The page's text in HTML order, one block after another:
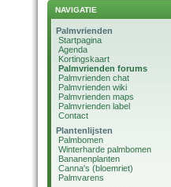
NAVIGATIE
Palmvrienden
Startpagina
Agenda
Kortingskaart
Palmvrienden forums
Palmvrienden chat
Palmvrienden wiki
Palmvrienden maps
Palmvrienden label
Contact
Plantenlijsten
Palmbomen
Winterharde palmbomen
Bananenplanten
Canna's (bloemriet)
Palmvarens